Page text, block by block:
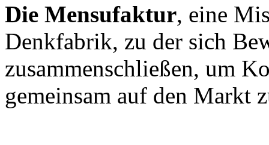
Die Mensufaktur, eine
Denkfabrik, zu der sich
zusammenschließen, um
gemeinsam auf den Markt